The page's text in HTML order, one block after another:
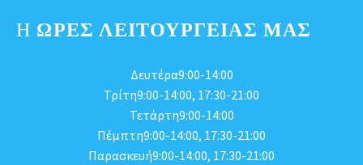
Η ΩΡΕΣ ΛΕΙΤΟΥΡΓΕΊΑΣ ΜΑΣ
Δευτέρα9:00-14:00
Τρίτη9:00-14:00, 17:30-21:00
Τετάρτη9:00-14:00
Πέμπτη9:00-14:00, 17:30-21:00
Παρασκευή9:00-14:00, 17:30-21:00